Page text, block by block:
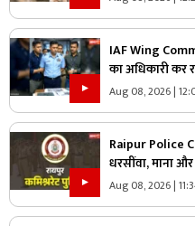
IAF Wing
का अधिकारी कर
फंसकर किया कुछ
Aug 08, 2026 |
Raipur Police
धरसींवा, माना
में शामिल!.. किसने
Aug 08, 2026 |